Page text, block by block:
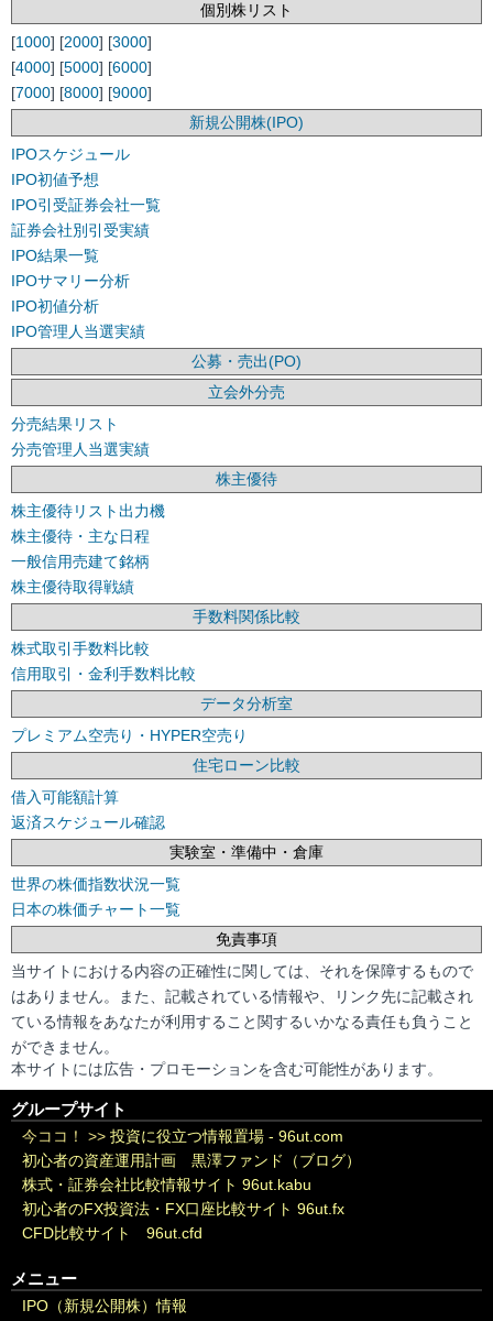
個別株リスト
[1000] [2000] [3000]
[4000] [5000] [6000]
[7000] [8000] [9000]
新規公開株(IPO)
IPOスケジュール
IPO初値予想
IPO引受証券会社一覧
証券会社別引受実績
IPO結果一覧
IPOサマリー分析
IPO初値分析
IPO管理人当選実績
公募・売出(PO)
立会外分売
分売結果リスト
分売管理人当選実績
株主優待
株主優待リスト出力機
株主優待・主な日程
一般信用売建て銘柄
株主優待取得戦績
手数料関係比較
株式取引手数料比較
信用取引・金利手数料比較
データ分析室
プレミアム空売り・HYPER空売り
住宅ローン比較
借入可能額計算
返済スケジュール確認
実験室・準備中・倉庫
世界の株価指数状況一覧
日本の株価チャート一覧
免責事項
当サイトにおける内容の正確性に関しては、それを保障するもので
はありません。また、記載されている情報や、リンク先に記載され
ている情報をあなたが利用すること関するいかなる責任も負うこと
ができません。
本サイトには広告・プロモーションを含む可能性があります。
グループサイト
今ココ！ >> 投資に役立つ情報置場 - 96ut.com
初心者の資産運用計画 黒澤ファンド（ブログ）
株式・証券会社比較情報サイト 96ut.kabu
初心者のFX投資法・FX口座比較サイト 96ut.fx
CFD比較サイト 96ut.cfd
メニュー
IPO（新規公開株）情報